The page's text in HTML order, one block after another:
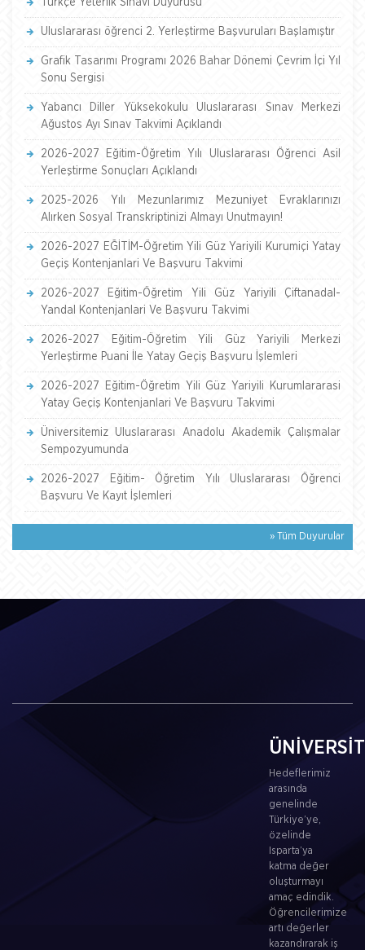
Türkçe Yeterlik Sınavı Duyurusu
Uluslararası öğrenci 2. Yerleştirme Başvuruları Başlamıştır
Grafik Tasarımı Programı 2026 Bahar Dönemi Çevrim İçi Yıl
Sonu Sergisi
Yabancı Diller Yüksekokulu Uluslararası Sınav Merkezi
Ağustos Ayı Sınav Takvimi Açıklandı
2026-2027 Eğitim-Öğretim Yılı Uluslararası Öğrenci Asil
Yerleştirme Sonuçları Açıklandı
2025-2026 Yılı Mezunlarımız Mezuniyet Evraklarınızı
Alırken Sosyal Transkriptinizi Almayı Unutmayın!
2026-2027 EĞİTİM-Öğretim Yili Güz Yariyili Kurumiçi Yatay
Geçiş Kontenjanlari Ve Başvuru Takvimi
2026-2027 Eğitim-Öğretim Yili Güz Yariyili Çiftanadal-
Yandal Kontenjanlari Ve Başvuru Takvimi
2026-2027 Eğitim-Öğretim Yili Güz Yariyili Merkezi
Yerleştirme Puani İle Yatay Geçiş Başvuru İşlemleri
2026-2027 Eğitim-Öğretim Yili Güz Yariyili Kurumlararasi
Yatay Geçiş Kontenjanlari Ve Başvuru Takvimi
Üniversitemiz Uluslararası Anadolu Akademik Çalışmalar
Sempozyumunda
2026-2027 Eğitim- Öğretim Yılı Uluslararası Öğrenci
Başvuru Ve Kayıt İşlemleri
» Tüm Duyurular
Hedeflerimiz
arasında
genelinde
Türkiye’ye,
özelinde
Isparta’ya
katma değer
oluşturmayı
amaç edindik.
Öğrencilerimize
artı değerler
kazandırarak iş